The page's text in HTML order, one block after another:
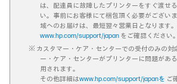
は、配達員に故障したプリンターをすぐ渡せ
い。事前にお客様にて梱包頂く必要がござい
域へのお届けは、最短翌々営業日となります
www.hp.com/support/japan をご確認ください。
※ カスタマー・ケア・センターでの受付のみの対
ー・ケア・センターがプリンターに問題があ
用されます。
その他詳細はwww.hp.com/support/japanを ご